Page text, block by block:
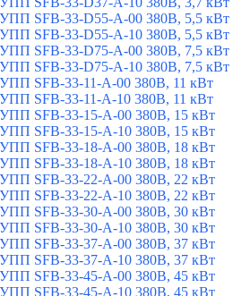
УПП SFB-33-D55-A-00 380В, 5,5 кВт
УПП SFB-33-D55-A-10 380В, 5,5 кВт
УПП SFB-33-D75-A-00 380В, 7,5 кВт
УПП SFB-33-D75-A-10 380В, 7,5 кВт
УПП SFB-33-11-A-00 380В, 11 кВт
УПП SFB-33-11-A-10 380В, 11 кВт
УПП SFB-33-15-A-00 380В, 15 кВт
УПП SFB-33-15-A-10 380В, 15 кВт
УПП SFB-33-18-A-00 380В, 18 кВт
УПП SFB-33-18-A-10 380В, 18 кВт
УПП SFB-33-22-A-00 380В, 22 кВт
УПП SFB-33-22-A-10 380В, 22 кВт
УПП SFB-33-30-A-00 380В, 30 кВт
УПП SFB-33-30-A-10 380В, 30 кВт
УПП SFB-33-37-A-00 380В, 37 кВт
УПП SFB-33-37-A-10 380В, 37 кВт
УПП SFB-33-45-A-00 380В, 45 кВт
УПП SFB-33-45-A-10 380В, 45 кВт